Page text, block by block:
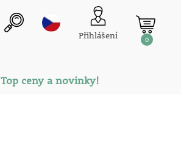
Přihlášení 0
Top ceny a novinky!